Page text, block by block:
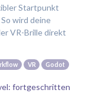
Startpunkt
wird deine
VR-Brille direkt
VR Godot
fortgeschritten